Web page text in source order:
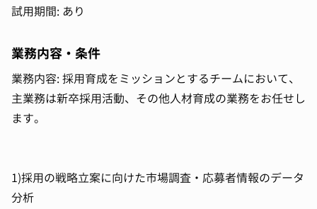
試用期間: あり
業務内容・条件
業務内容: 採用育成をミッションとするチームにおいて、
主業務は新卒採用活動、その他人材育成の業務をお任せし
ます。
1)採用の戦略立案に向けた市場調査・応募者情報のデータ
分析